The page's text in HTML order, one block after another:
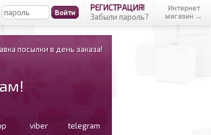
РЕГИСТРАЦИЯ!
Забыли пароль?
Интернет
магазин →
посылки в день заказа!
viber telegram